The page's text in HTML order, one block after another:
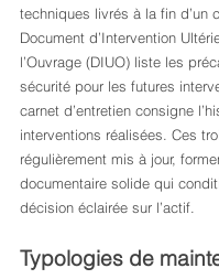
techniques livrés à la fin d’un
Document d’Intervention
l’Ouvrage (DIUO) liste les
sécurité pour les futures
carnet d’entretien consigne
interventions réalisées. Ces
régulièrement mis à jour,
documentaire solide qui
décision éclairée sur l’actif.
Typologies de